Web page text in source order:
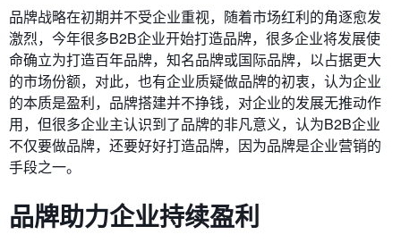
品牌战略在初期并不受企业重视，随着市场红利的角逐愈发
激烈，今年很多B2B企业开始打造品牌，很多企业将发展使
命确立为打造百年品牌，知名品牌或国际品牌，以占据更大
的市场份额，对此，也有企业质疑做品牌的初衷，认为企业
的本质是盈利，品牌搭建并不挣钱，对企业的发展无推动作
用，但很多企业主认识到了品牌的非凡意义，认为B2B企业
不仅要做品牌，还要好好打造品牌，因为品牌是企业营销的
手段之一。
品牌助力企业持续盈利